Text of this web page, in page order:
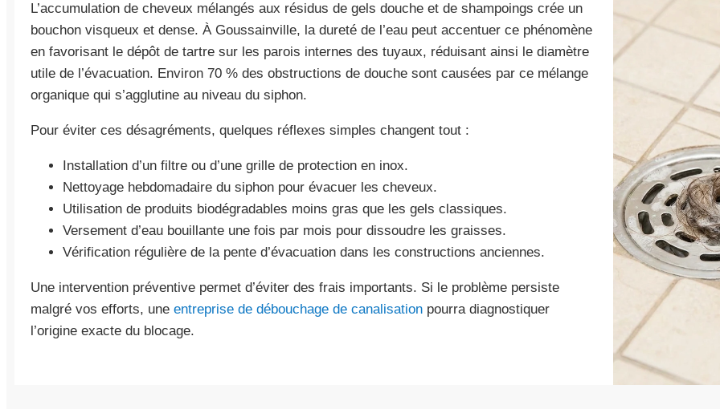
L’accumulation de cheveux mélangés aux résidus de gels douche et de shampoings crée un
bouchon visqueux et dense. À Goussainville, la dureté de l’eau peut accentuer ce phénomène
en favorisant le dépôt de tartre sur les parois internes des tuyaux, réduisant ainsi le diamètre
utile de l’évacuation. Environ 70 % des obstructions de douche sont causées par ce mélange
organique qui s’agglutine au niveau du siphon.
Pour éviter ces désagréments, quelques réflexes simples changent tout :
Installation d’un filtre ou d’une grille de protection en inox.
Nettoyage hebdomadaire du siphon pour évacuer les cheveux.
Utilisation de produits biodégradables moins gras que les gels classiques.
Versement d’eau bouillante une fois par mois pour dissoudre les graisses.
Vérification régulière de la pente d’évacuation dans les constructions anciennes.
Une intervention préventive permet d’éviter des frais importants. Si le problème persiste
malgré vos efforts, une entreprise de débouchage de canalisation pourra diagnostiquer
l’origine exacte du blocage.